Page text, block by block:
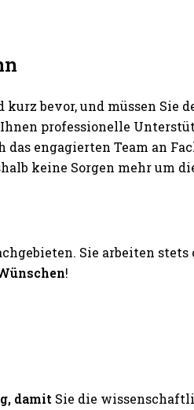
bevor, und müssen Sie
professionelle
das engagierten Team an
keine Sorgen mehr um
Sie arbeiten
!
damit Sie die